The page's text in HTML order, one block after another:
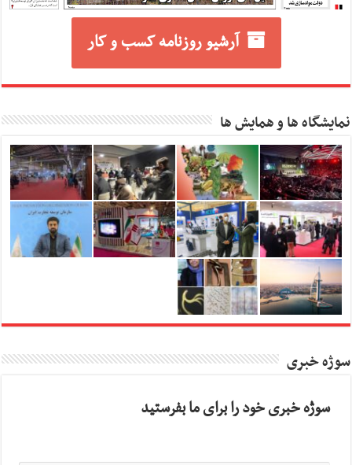
آرشیو روزنامه کسب و کار
نمایشگاه ها و همایش ها
سوژه خبری
سوژه خبری خود را برای ما بفرستید